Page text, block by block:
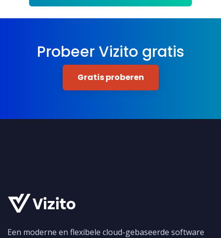
Probeer Vizito gratis
Gratis proberen
Een moderne en flexibele cloud-gebaseerde software